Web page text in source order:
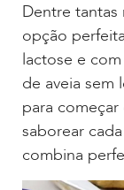
Dentre tantas
opção
lactose e
de aveia sem
para
saborear
combina